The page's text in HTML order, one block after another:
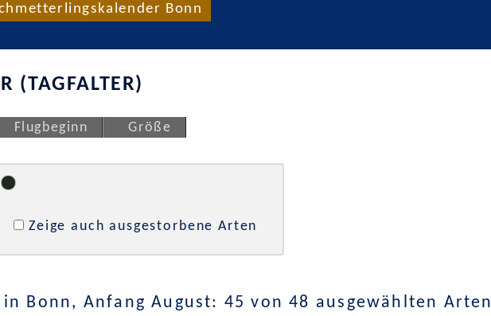
Bonn
(TAGFALTER)
Flugbeginn Größe
Zeige auch ausgestorbene Arten
Bonn, Anfang August: 45 von 48 ausgewählten Arten